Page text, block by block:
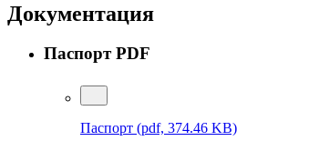
Документация
Паспорт PDF
Паспорт (pdf, 374.46 KB)